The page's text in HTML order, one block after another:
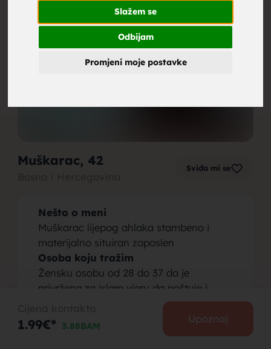
Slažem se
Odbijam
Promjeni moje postavke
Muškarac, 42 Sviđa mi se
Nešto o meni
Muškarac lijepog ahlaka stambeno i
materijalno situiran zaposlen
Osoba koju tražim
Žensku osobu od 28 do 37 da je
privržena za islam vjeru da poštuje i
1.99€* 3.88BAM
Upoznaj
zene za
brak,
muskarci
za brak,